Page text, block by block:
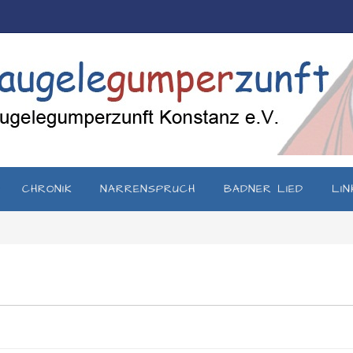
CHRONIK NARRENSPRUCH BADNER LIED